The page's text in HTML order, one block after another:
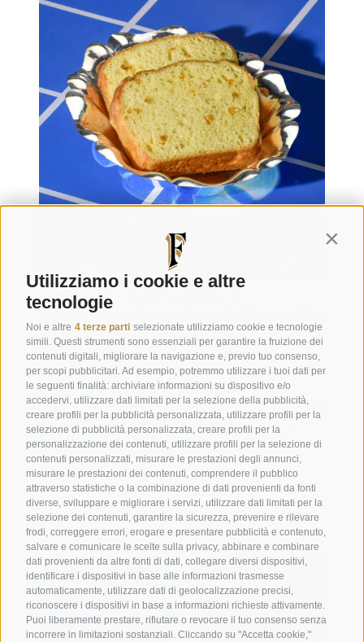
Utilizziamo i cookie e altre
tecnologie
Noi e altre 4 terze parti selezionate utilizziamo cookie e tecnologie
simili. Questi strumenti sono essenziali per garantire la fruizione dei
contenuti digitali, migliorare la navigazione e, previo tuo consenso,
per scopi pubblicitari. Ad esempio, potremmo utilizzare i tuoi dati per
le seguenti finalità: archiviare informazioni su dispositivo e/o
accedervi, utilizzare dati limitati per la selezione della pubblicità,
creare profili per la pubblicità personalizzata, utilizzare profili per la
selezione di pubblicità personalizzata, creare profili per la
personalizzazione dei contenuti, utilizzare profili per la selezione di
contenuti personalizzati, misurare le prestazioni degli annunci,
misurare le prestazioni dei contenuti, comprendere il pubblico
attraverso statistiche o la combinazione di dati provenienti da fonti
diverse, sviluppare e migliorare i servizi, utilizzare dati limitati per la
selezione dei contenuti, garantire la sicurezza, prevenire e rilevare
frodi, correggere errori, erogare e presentare pubblicità e contenuto,
salvare e comunicare le scelte sulla privacy, abbinare e combinare
dati provenienti da altre fonti di dati, collegare diversi dispositivi,
identificare i dispositivi in base alle informazioni trasmesse
automaticamente, utilizzare dati di geolocalizzazione precisi,
riconoscere i dispositivi in base a informazioni richieste attivamente.
Puoi liberamente prestare, rifiutare o revocare il tuo consenso senza
incorrere in limitazioni sostanziali. Cliccando su "Accetta cookie,"
Flamigni: innovazione e
tradizione al servizio della qualità
A 90 anni dalla sua fondazione,
lapassioneè ancora il motore che
muove la nostra azienda. Una passione
per laqualitàel’artigianalitàche è
rimasta immutata sin dagli inizi e che anzi
si rinnova ogni giorno. Il forte legame
alle tradizioni e un innato spirito di
famiglia ci permette di guardare fieri al
domani.
Le colombe